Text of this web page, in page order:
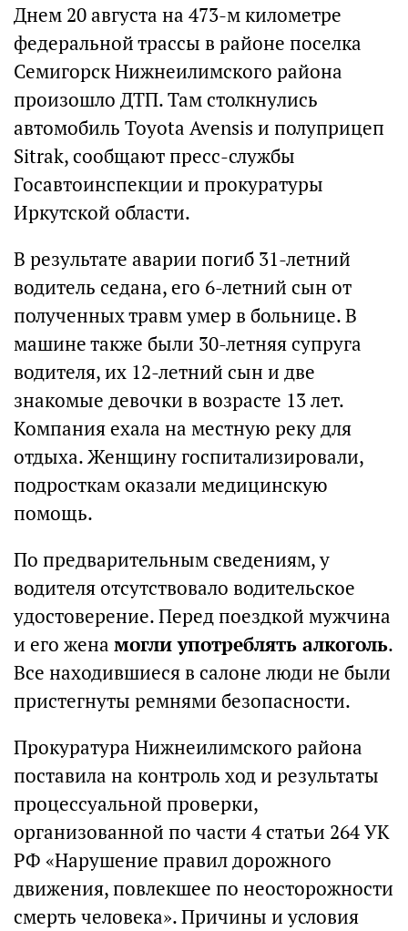
Днем 20 августа на 473-м километре
федеральной трассы в районе поселка
Семигорск Нижнеилимского района
произошло ДТП. Там столкнулись
автомобиль Toyota Avensis и полуприцеп
Sitrak, сообщают пресс-службы
Госавтоинспекции и прокуратуры
Иркутской области.
В результате аварии погиб 31-летний
водитель седана, его 6-летний сын от
полученных травм умер в больнице. В
машине также были 30-летняя супруга
водителя, их 12-летний сын и две
знакомые девочки в возрасте 13 лет.
Компания ехала на местную реку для
отдыха. Женщину госпитализировали,
подросткам оказали медицинскую
помощь.
По предварительным сведениям, у
водителя отсутствовало водительское
удостоверение. Перед поездкой мужчина
и его жена могли употреблять алкоголь.
Все находившиеся в салоне люди не были
пристегнуты ремнями безопасности.
Прокуратура Нижнеилимского района
поставила на контроль ход и результаты
процессуальной проверки,
организованной по части 4 статьи 264 УК
РФ «Нарушение правил дорожного
движения, повлекшее по неосторожности
смерть человека». Причины и условия